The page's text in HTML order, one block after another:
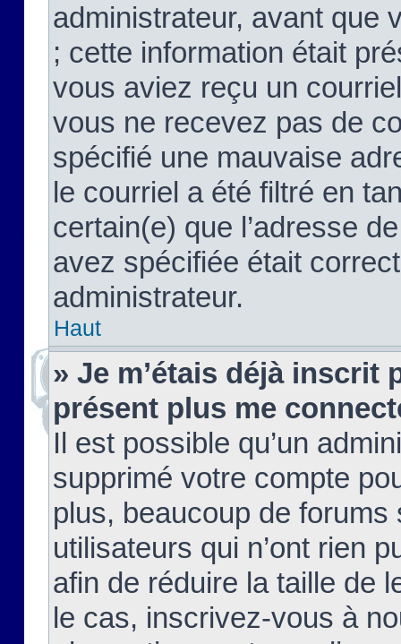
administrateur, avant que
; cette information était
vous aviez reçu un
vous ne recevez pas de
spécifié une mauvaise
le courriel a été filtré en
certain(e) que l’adresse
avez spécifiée était
administrateur.
Haut
» Je m’étais déjà inscrit
présent plus me
Il est possible qu’un
supprimé votre compte
plus, beaucoup de
utilisateurs qui n’ont rien
afin de réduire la taille de
le cas, inscrivez-vous à